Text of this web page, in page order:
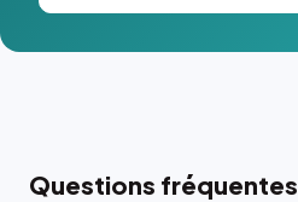
Questions fréquentes